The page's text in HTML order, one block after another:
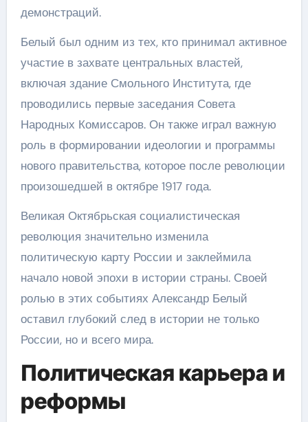
демонстраций.
Белый был одним из тех, кто принимал активное
участие в захвате центральных властей,
включая здание Смольного Института, где
проводились первые заседания Совета
Народных Комиссаров. Он также играл важную
роль в формировании идеологии и программы
нового правительства, которое после революции
произошедшей в октябре 1917 года.
Великая Октябрьская социалистическая
революция значительно изменила
политическую карту России и заклеймила
начало новой эпохи в истории страны. Своей
ролью в этих событиях Александр Белый
оставил глубокий след в истории не только
России, но и всего мира.
Политическая карьера и
реформы